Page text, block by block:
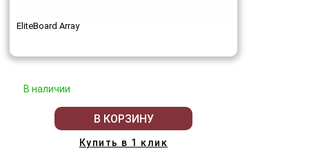
EliteBoard Array
В наличии
В КОРЗИНУ
Купить в 1 клик